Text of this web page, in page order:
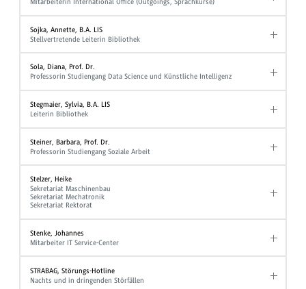
Mitarbeiterin International Office (Outgoings, Sprachkurse)
Sojka, Annette, B.A. LIS
Stellvertretende Leiterin Bibliothek
Sola, Diana, Prof. Dr.
Professorin Studiengang Data Science und Künstliche Intelligenz
Stegmaier, Sylvia, B.A. LIS
Leiterin Bibliothek
Steiner, Barbara, Prof. Dr.
Professorin Studiengang Soziale Arbeit
Stelzer, Heike
Sekretariat Maschinenbau
Sekretariat Mechatronik
Sekretariat Rektorat
Stenke, Johannes
Mitarbeiter IT Service-Center
STRABAG, Störungs-Hotline
Nachts und in dringenden Störfällen